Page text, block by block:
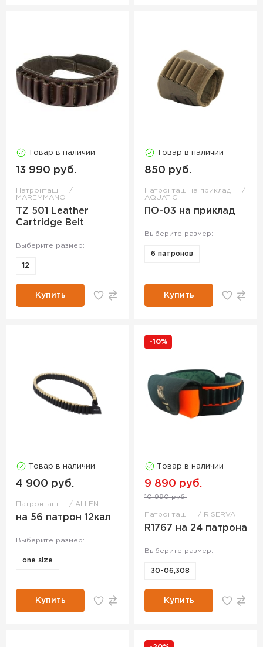
Товар в наличии
13 990 руб.
Патронташ
MAREMMANO
TZ 501 Leather
Cartridge Belt
Выберите размер:
12
Купить
Товар в наличии
850 руб.
Патронташ на приклад
AQUATIC
ПО-03 на приклад
Выберите размер:
6 патронов
Купить
Товар в наличии
4 900 руб.
Патронташ ALLEN
на 56 патрон 12кал
Выберите размер:
one size
Купить
-10%
Товар в наличии
9 890 руб.
10 990 руб.
Патронташ RISERVA
R1767 на 24 патрона
Выберите размер:
30-06,308
Купить